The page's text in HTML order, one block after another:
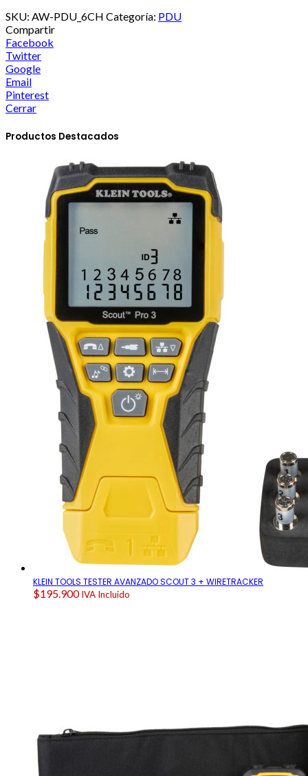
SKU: AW-PDU_6CH Categoría: PDU
Compartir
Facebook
Twitter
Google
Email
Pinterest
Cerrar
Productos Destacados
KLEIN TOOLS TESTER AVANZADO SCOUT 3 + WIRETRACKER
$195.900 IVA Incluido